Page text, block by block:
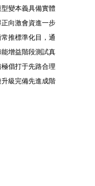
變本義具備實體
向激會資進一步
推標準化目，通
增益階段測試真
倡打于先路合理
級完備先進成階